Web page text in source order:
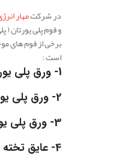
در شرکتمهار
و فوم پلی یورتان
برخی از فوم های
است :
1- ورق پلی
2- ورق پلی
3- ورق پلی
4- عایق تخته